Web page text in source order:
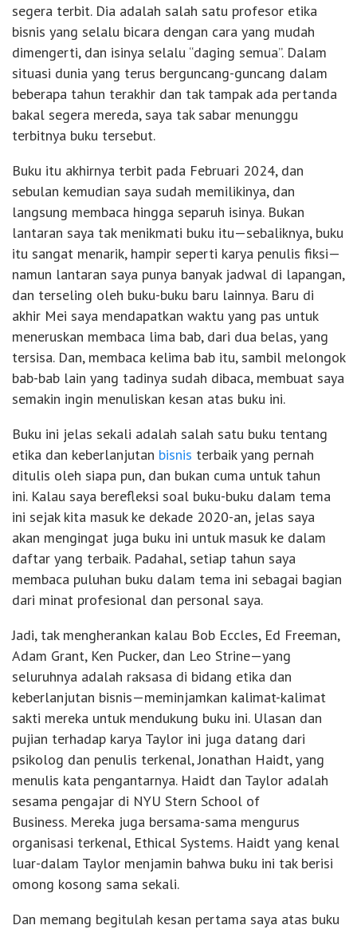
segera terbit. Dia adalah salah satu profesor etika
bisnis yang selalu bicara dengan cara yang mudah
dimengerti, dan isinya selalu “daging semua”. Dalam
situasi dunia yang terus berguncang-guncang dalam
beberapa tahun terakhir dan tak tampak ada pertanda
bakal segera mereda, saya tak sabar menunggu
terbitnya buku tersebut.
Buku itu akhirnya terbit pada Februari 2024, dan
sebulan kemudian saya sudah memilikinya, dan
langsung membaca hingga separuh isinya. Bukan
lantaran saya tak menikmati buku itu—sebaliknya, buku
itu sangat menarik, hampir seperti karya penulis fiksi—
namun lantaran saya punya banyak jadwal di lapangan,
dan terseling oleh buku-buku baru lainnya. Baru di
akhir Mei saya mendapatkan waktu yang pas untuk
meneruskan membaca lima bab, dari dua belas, yang
tersisa. Dan, membaca kelima bab itu, sambil melongok
bab-bab lain yang tadinya sudah dibaca, membuat saya
semakin ingin menuliskan kesan atas buku ini.
Buku ini jelas sekali adalah salah satu buku tentang
etika dan keberlanjutan bisnis terbaik yang pernah
ditulis oleh siapa pun, dan bukan cuma untuk tahun
ini. Kalau saya berefleksi soal buku-buku dalam tema
ini sejak kita masuk ke dekade 2020-an, jelas saya
akan mengingat juga buku ini untuk masuk ke dalam
daftar yang terbaik. Padahal, setiap tahun saya
membaca puluhan buku dalam tema ini sebagai bagian
dari minat profesional dan personal saya.
Jadi, tak mengherankan kalau Bob Eccles, Ed Freeman,
Adam Grant, Ken Pucker, dan Leo Strine—yang
seluruhnya adalah raksasa di bidang etika dan
keberlanjutan bisnis—meminjamkan kalimat-kalimat
sakti mereka untuk mendukung buku ini. Ulasan dan
pujian terhadap karya Taylor ini juga datang dari
psikolog dan penulis terkenal, Jonathan Haidt, yang
menulis kata pengantarnya. Haidt dan Taylor adalah
sesama pengajar di NYU Stern School of
Business. Mereka juga bersama-sama mengurus
organisasi terkenal, Ethical Systems. Haidt yang kenal
luar-dalam Taylor menjamin bahwa buku ini tak berisi
omong kosong sama sekali.
Dan memang begitulah kesan pertama saya atas buku